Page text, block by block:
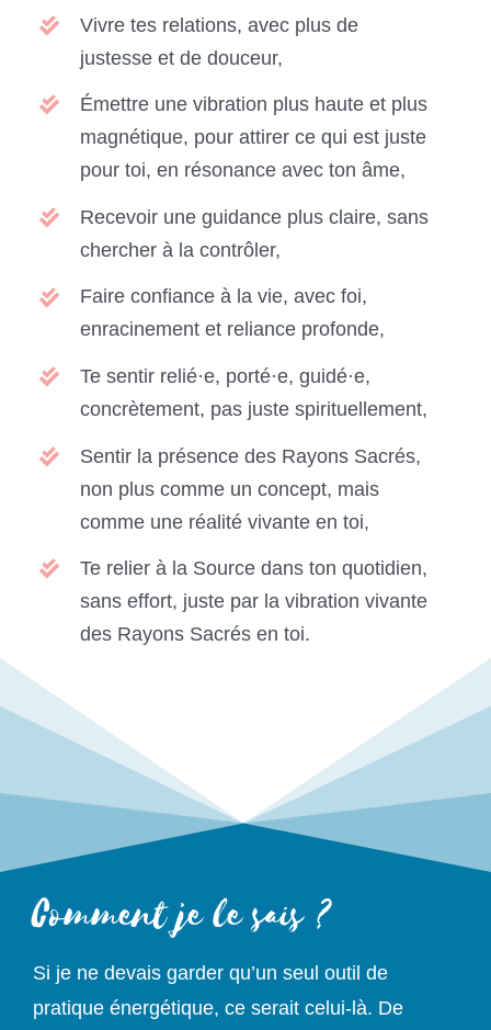
Vivre tes relations, avec plus de
justesse et de douceur,
Émettre une vibration plus haute et plus
magnétique, pour attirer ce qui est juste
pour toi, en résonance avec ton âme,
Recevoir une guidance plus claire, sans
chercher à la contrôler,
Faire confiance à la vie, avec foi,
enracinement et reliance profonde,
Te sentir relié·e, porté·e, guidé·e,
concrètement, pas juste spirituellement,
Sentir la présence des Rayons Sacrés,
non plus comme un concept, mais
comme une réalité vivante en toi,
Te relier à la Source dans ton quotidien,
sans effort, juste par la vibration vivante
des Rayons Sacrés en toi.
Comment je le sais ?
Si je ne devais garder qu’un seul outil de
pratique énergétique, ce serait celui-là. De